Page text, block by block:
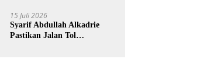
15 Juli 2026
Syarif Abdullah Alkadrie
Pastikan Jalan Tol